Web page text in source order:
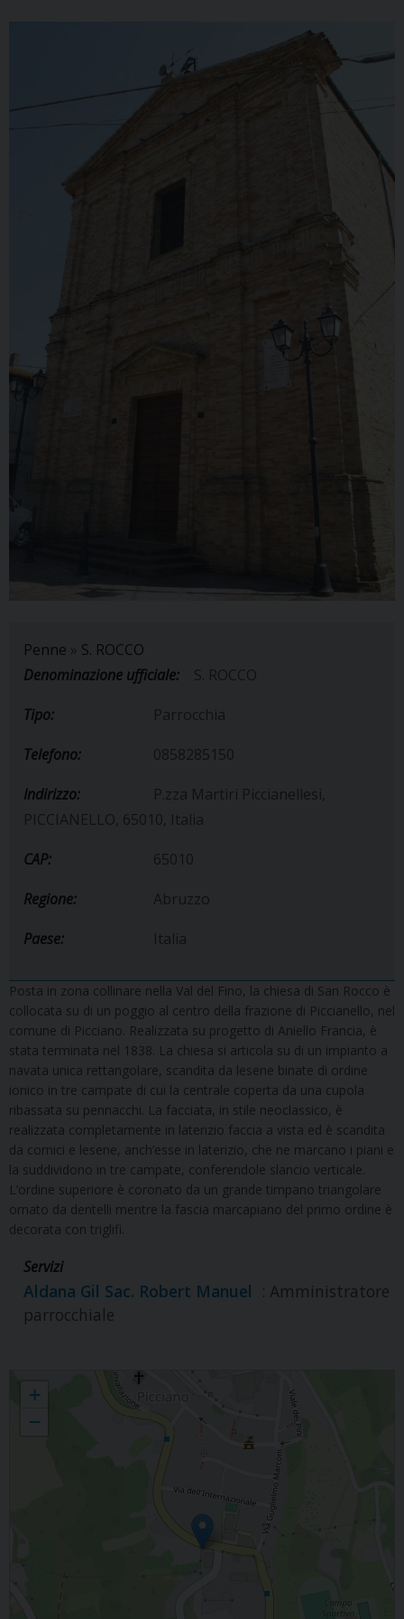
Penne » S. ROCCO
Denominazione ufficiale:
S. ROCCO
Tipo:
Parrocchia
Telefono:
0858285150
Indirizzo:
P.zza Martiri Piccianellesi,
PICCIANELLO, 65010, Italia
CAP:
65010
Regione:
Abruzzo
Paese:
Italia
Posta in zona collinare nella Val del Fino, la chiesa di San Rocco è
collocata su di un poggio al centro della frazione di Piccianello, nel
comune di Picciano. Realizzata su progetto di Aniello Francia, è
stata terminata nel 1838. La chiesa si articola su di un impianto a
navata unica rettangolare, scandita da lesene binate di ordine
ionico in tre campate di cui la centrale coperta da una cupola
ribassata su pennacchi. La facciata, in stile neoclassico, è
realizzata completamente in laterizio faccia a vista ed è scandita
da cornici e lesene, anch’esse in laterizio, che ne marcano i piani e
la suddividono in tre campate, conferendole slancio verticale.
L’ordine superiore è coronato da un grande timpano triangolare
ornato da dentelli mentre la fascia marcapiano del primo ordine è
decorata con triglifi.
Servizi
Aldana Gil Sac. Robert Manuel : Amministratore
parrocchiale
+
−